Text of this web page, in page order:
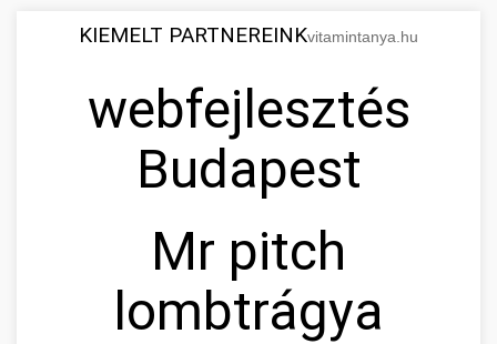
KIEMELT PARTNEREINKvitamintanya.hu
webfejlesztés
Budapest
Mr pitch
lombtrágya